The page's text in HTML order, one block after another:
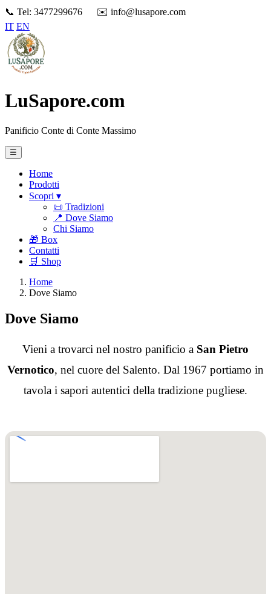
📞 Tel: 3477299676
✉️ info@lusapore.com
IT EN
LuSapore.com
Panificio Conte di Conte Massimo
☰
Home
Prodotti
Scopri ▾
📜 Tradizioni
📍 Dove Siamo
Chi Siamo
🎁 Box
Contatti
🛒 Shop
Home
Dove Siamo
Dove Siamo
Vieni a trovarci nel nostro panificio a San Pietro
Vernotico, nel cuore del Salento. Dal 1967 portiamo in
tavola i sapori autentici della tradizione pugliese.